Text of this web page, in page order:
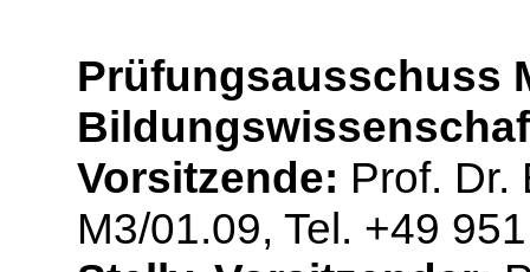
Prüfungsausschuss
Vorsitzende: Prof. Dr.
M3/01.09, Tel. +49